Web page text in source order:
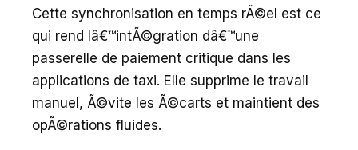
Cette synchronisation en temps rÃ©el est ce
qui rend lâ€™intÃ©gration dâ€™une
passerelle de paiement critique dans les
applications de taxi. Elle supprime le travail
manuel, Ã©vite les Ã©carts et maintient des
opÃ©rations fluides.